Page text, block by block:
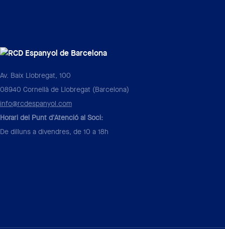
Av. Baix Llobregat, 100
08940 Cornellà de Llobregat (Barcelona)
info@rcdespanyol.com
Horari del Punt d'Atenció al Soci:
De dilluns a divendres, de 10 a 18h